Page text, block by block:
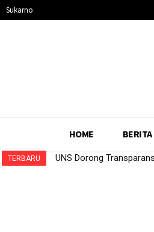
Sukarno
HOME BERITA
TERBARU UNS Dorong